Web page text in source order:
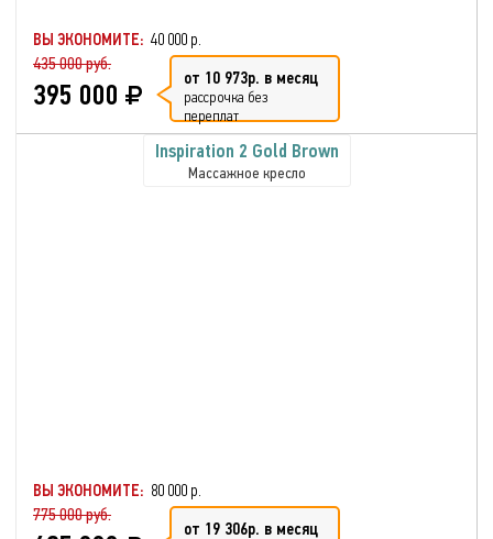
ВЫ ЭКОНОМИТЕ: 40 000 р.
435 000 руб.
395 000 от 10 973р. в месяц
рассрочка без
переплат
Inspiration 2 Gold Brown
Массажное кресло
ВЫ ЭКОНОМИТЕ: 80 000 р.
775 000 руб.
от 19 306р. в месяц